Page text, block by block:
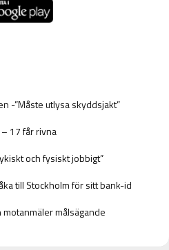
-”Måste utlysa skyddsjakt”
17 får rivna
och fysiskt jobbigt”
till Stockholm för sitt bank-id
målsägande